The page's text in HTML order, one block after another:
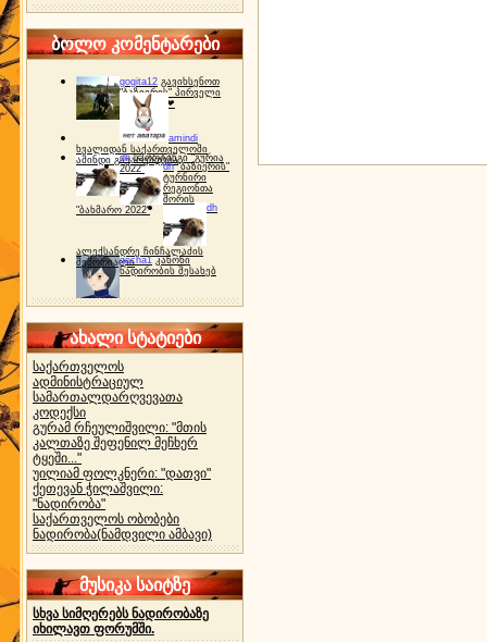
ბოლო კომენტარები
gogita12 გავიხსენოთ
"ბაზიერის" პირველი
ტურნირი ❤
amindi
ხვალიდან საქართველოში
ამინდი გაუარესდება
dh სპორტინგი "გურია
2022"
dh "ბაზიერის"
ტურნირი
რეგიონთა
შორის
"ბახმარო 2022"
dh
ალექსანდრე ჩინჩალაძის
მემორიალიgocha1 კანონი
ნადირობის შესახებ
ახალი სტატიები
საქართველოს
ადმინისტრაციულ
სამართალდარღვევათა
კოდექსი
გურამ რჩეულიშვილი: "მთის
კალთაზე შეფენილ მეჩხერ
ტყეში..."
უილიამ ფოლკნერი: "დათვი"
ქეთევან ჭილაშვილი:
"ნადირობა"
საქართველოს ობობები
ნადირობა(ნამდვილი ამბავი)
მუსიკა საიტზე
სხვა სიმღერებს ნადირობაზე
იხილავთ ფორუმში.